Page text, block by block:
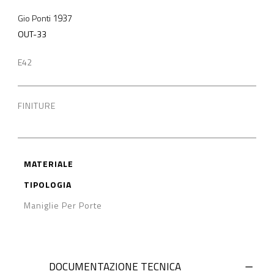
Gio Ponti 1937
OUT-33
E42
FINITURE
MATERIALE
TIPOLOGIA
Maniglie Per Porte
DOCUMENTAZIONE TECNICA